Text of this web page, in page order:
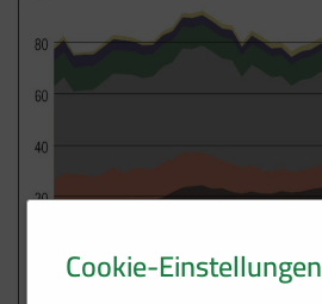
Cookie-Einstellungen